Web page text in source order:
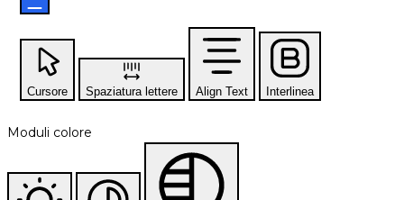
Cursore Spaziatura lettere Align Text Interlinea
Moduli colore